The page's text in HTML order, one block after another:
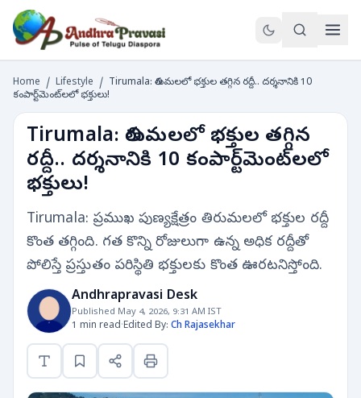
Home / Lifestyle /
Tirumala: తిరుమలలో భక్తుల తగ్గిన రద్దీ.. దర్శనానికి 10
కంపార్ట్‌మెంట్‌లలో భక్తులు!
Tirumala: తిరుమలలో భక్తుల తగ్గిన
రద్దీ.. దర్శనానికి 10 కంపార్ట్‌మెంట్‌లలో
భక్తులు!
Tirumala: ప్రముఖ పుణ్యక్షేత్రం తిరుమలలో భక్తుల రద్దీ
కొంత తగ్గింది. గత కొన్ని రోజులుగా ఉన్న అధిక రద్దీతో
పోలిస్తే ప్రస్తుతం పరిస్థితి భక్తులకు కొంత ఊరటనిస్తోంది.
Andhrapravasi Desk
Published May 4, 2026, 9:31 AM IST
1 min read·Edited By: Ch Rajasekhar